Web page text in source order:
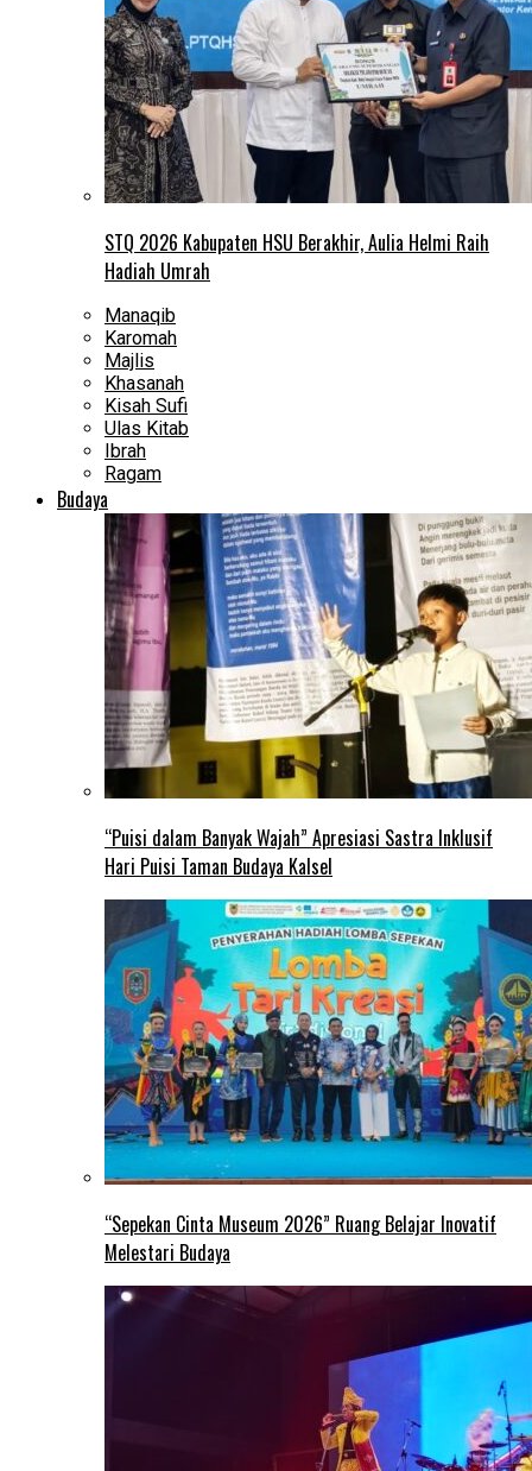
STQ 2026 Kabupaten HSU Berakhir, Aulia Helmi Raih
Hadiah Umrah
Manaqib
Karomah
Majlis
Khasanah
Kisah Sufi
Ulas Kitab
Ibrah
Ragam
Budaya
“Puisi dalam Banyak Wajah” Apresiasi Sastra Inklusif
Hari Puisi Taman Budaya Kalsel
“Sepekan Cinta Museum 2026” Ruang Belajar Inovatif
Melestari Budaya